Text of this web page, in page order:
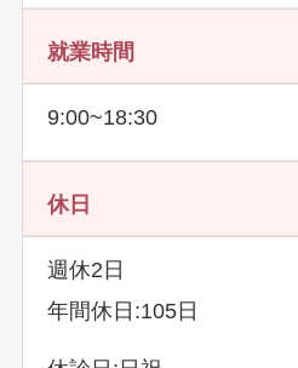
就業時間
9:00~18:30
休日
週休2日
年間休日:105日